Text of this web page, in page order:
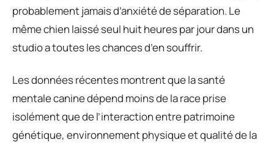
probablement jamais d’anxiété de séparation. Le
même chien laissé seul huit heures par jour dans un
studio a toutes les chances d’en souffrir.
Les données récentes montrent que la santé
mentale canine dépend moins de la race prise
isolément que de l’interaction entre patrimoine
génétique, environnement physique et qualité de la